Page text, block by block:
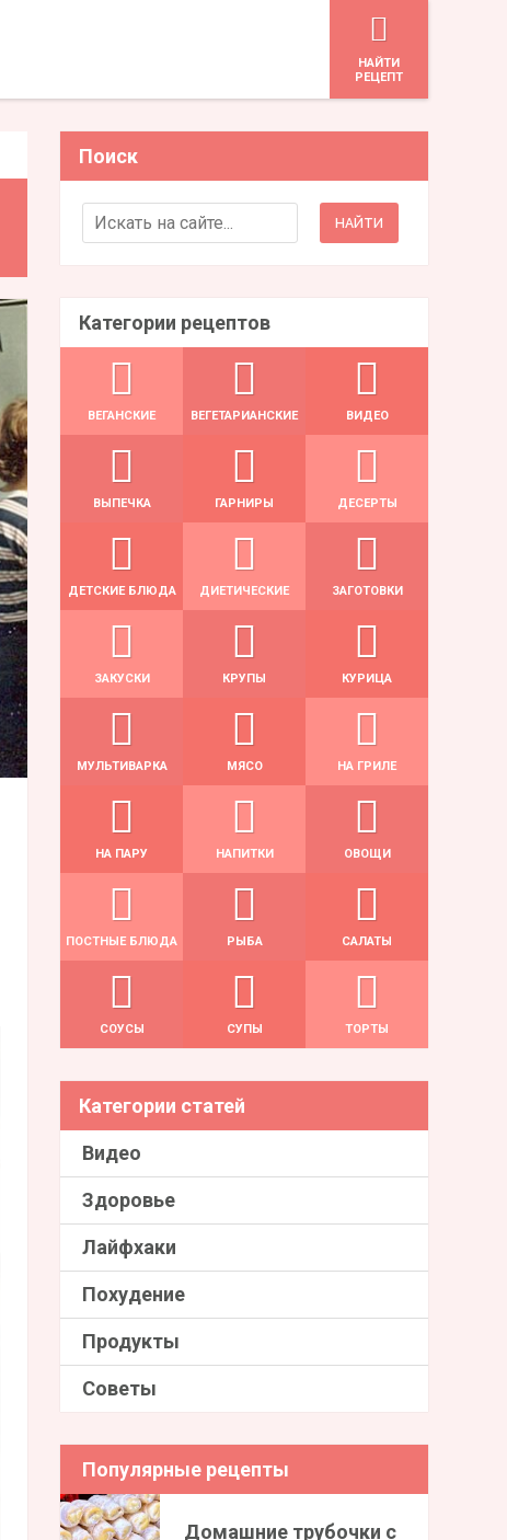
HАЙТИ
РЕЦЕПТ
Поиск
Search for:
Категории рецептов
ВЕГАНСКИЕ ВЕГЕТАРИАНСКИЕ ВИДЕО
ВЫПЕЧКА ГАРНИРЫ ДЕСЕРТЫ
ДЕТСКИЕ БЛЮДА ДИЕТИЧЕСКИЕ ЗАГОТОВКИ
ЗАКУСКИ КРУПЫ КУРИЦА
МУЛЬТИВАРКА МЯСО НА ГРИЛЕ
НА ПАРУ НАПИТКИ ОВОЩИ
ПОСТНЫЕ БЛЮДА РЫБА САЛАТЫ
СОУСЫ СУПЫ ТОРТЫ
Категории статей
Видео
Здоровье
Лайфхаки
Похудение
Продукты
Советы
Популярные рецепты
Домашние трубочки с